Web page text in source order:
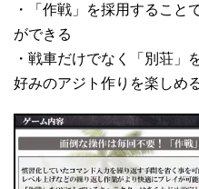
・「作戦」を採用すること
ができる
・戦車だけでなく「別荘」
好みのアジト作りを楽しめ